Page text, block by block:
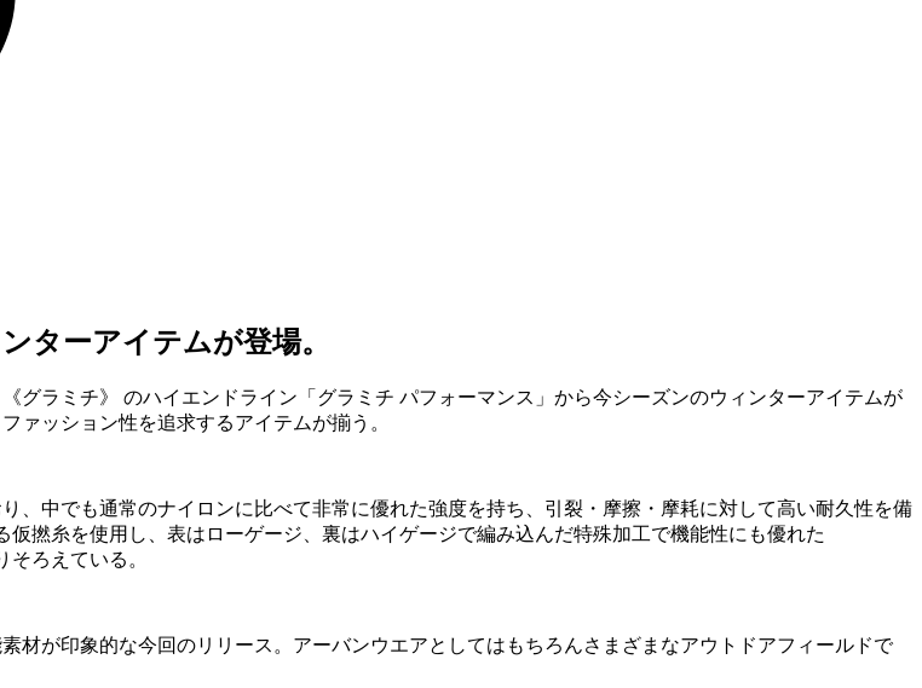
ターアイテムが登場。
グラミチ》 のハイエンドライン「グラミチ パフォーマンス」から今シーズンのウィンターアイテムが
ァッション性を追求するアイテムが揃う。
、中でも通常のナイロンに比べて非常に優れた強度を持ち、引裂・摩擦・摩耗に対して高い耐久性を備
撚糸を使用し、表はローゲージ、裏はハイゲージで編み込んだ特殊加工で機能性にも優れた
ろえている。
材が印象的な今回のリリース。アーバンウエアとしてはもちろんさまざまなアウトドアフィールドで